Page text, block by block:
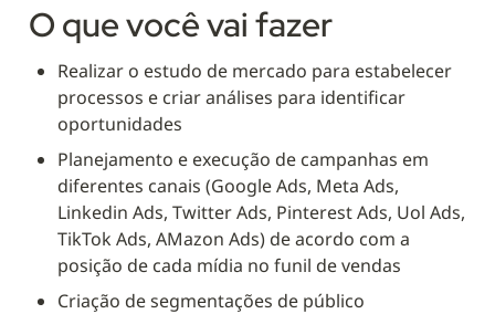
O que você vai fazer
Realizar o estudo de mercado para estabelecer
processos e criar análises para identificar
oportunidades
Planejamento e execução de campanhas em
diferentes canais (Google Ads, Meta Ads,
Linkedin Ads, Twitter Ads, Pinterest Ads, Uol Ads,
TikTok Ads, AMazon Ads) de acordo com a
posição de cada mídia no funil de vendas
Criação de segmentações de público